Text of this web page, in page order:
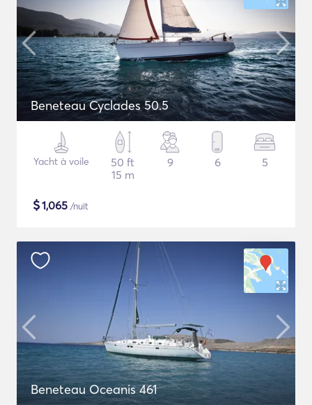
Beneteau Cyclades 50.5
Yacht à voile
50 ft
15 m
9 6 5
$1,065 /nuit
Beneteau Oceanis 461